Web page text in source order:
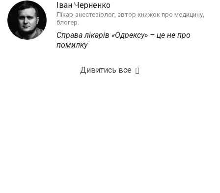
Іван Черненко
Лікар-анестезіолог, автор книжок про медицину,
блогер.
Справа лікарів «Одрексу» – це не про
помилку
Дивитись все